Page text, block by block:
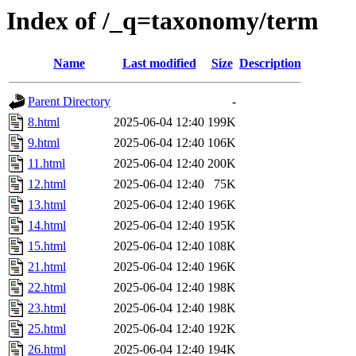
Index of /_q=taxonomy/term
Name Last modified Size Description
Parent Directory
-
8.html
2025-06-04 12:40 199K
9.html
2025-06-04 12:40 106K
11.html
2025-06-04 12:40 200K
12.html
2025-06-04 12:40
75K
13.html
2025-06-04 12:40 196K
14.html
2025-06-04 12:40 195K
15.html
2025-06-04 12:40 108K
21.html
2025-06-04 12:40 196K
22.html
2025-06-04 12:40 198K
23.html
2025-06-04 12:40 198K
25.html
2025-06-04 12:40 192K
26.html
2025-06-04 12:40 194K